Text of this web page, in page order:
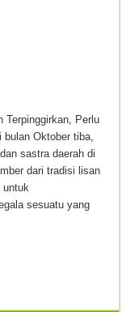
Terpinggirkan, Perlu
Oktober tiba,
sastra daerah di
dari tradisi lisan
untuk
sesuatu yang